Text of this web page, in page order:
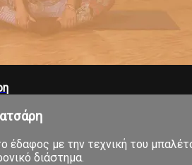
με την τεχνική του
διάστημα.